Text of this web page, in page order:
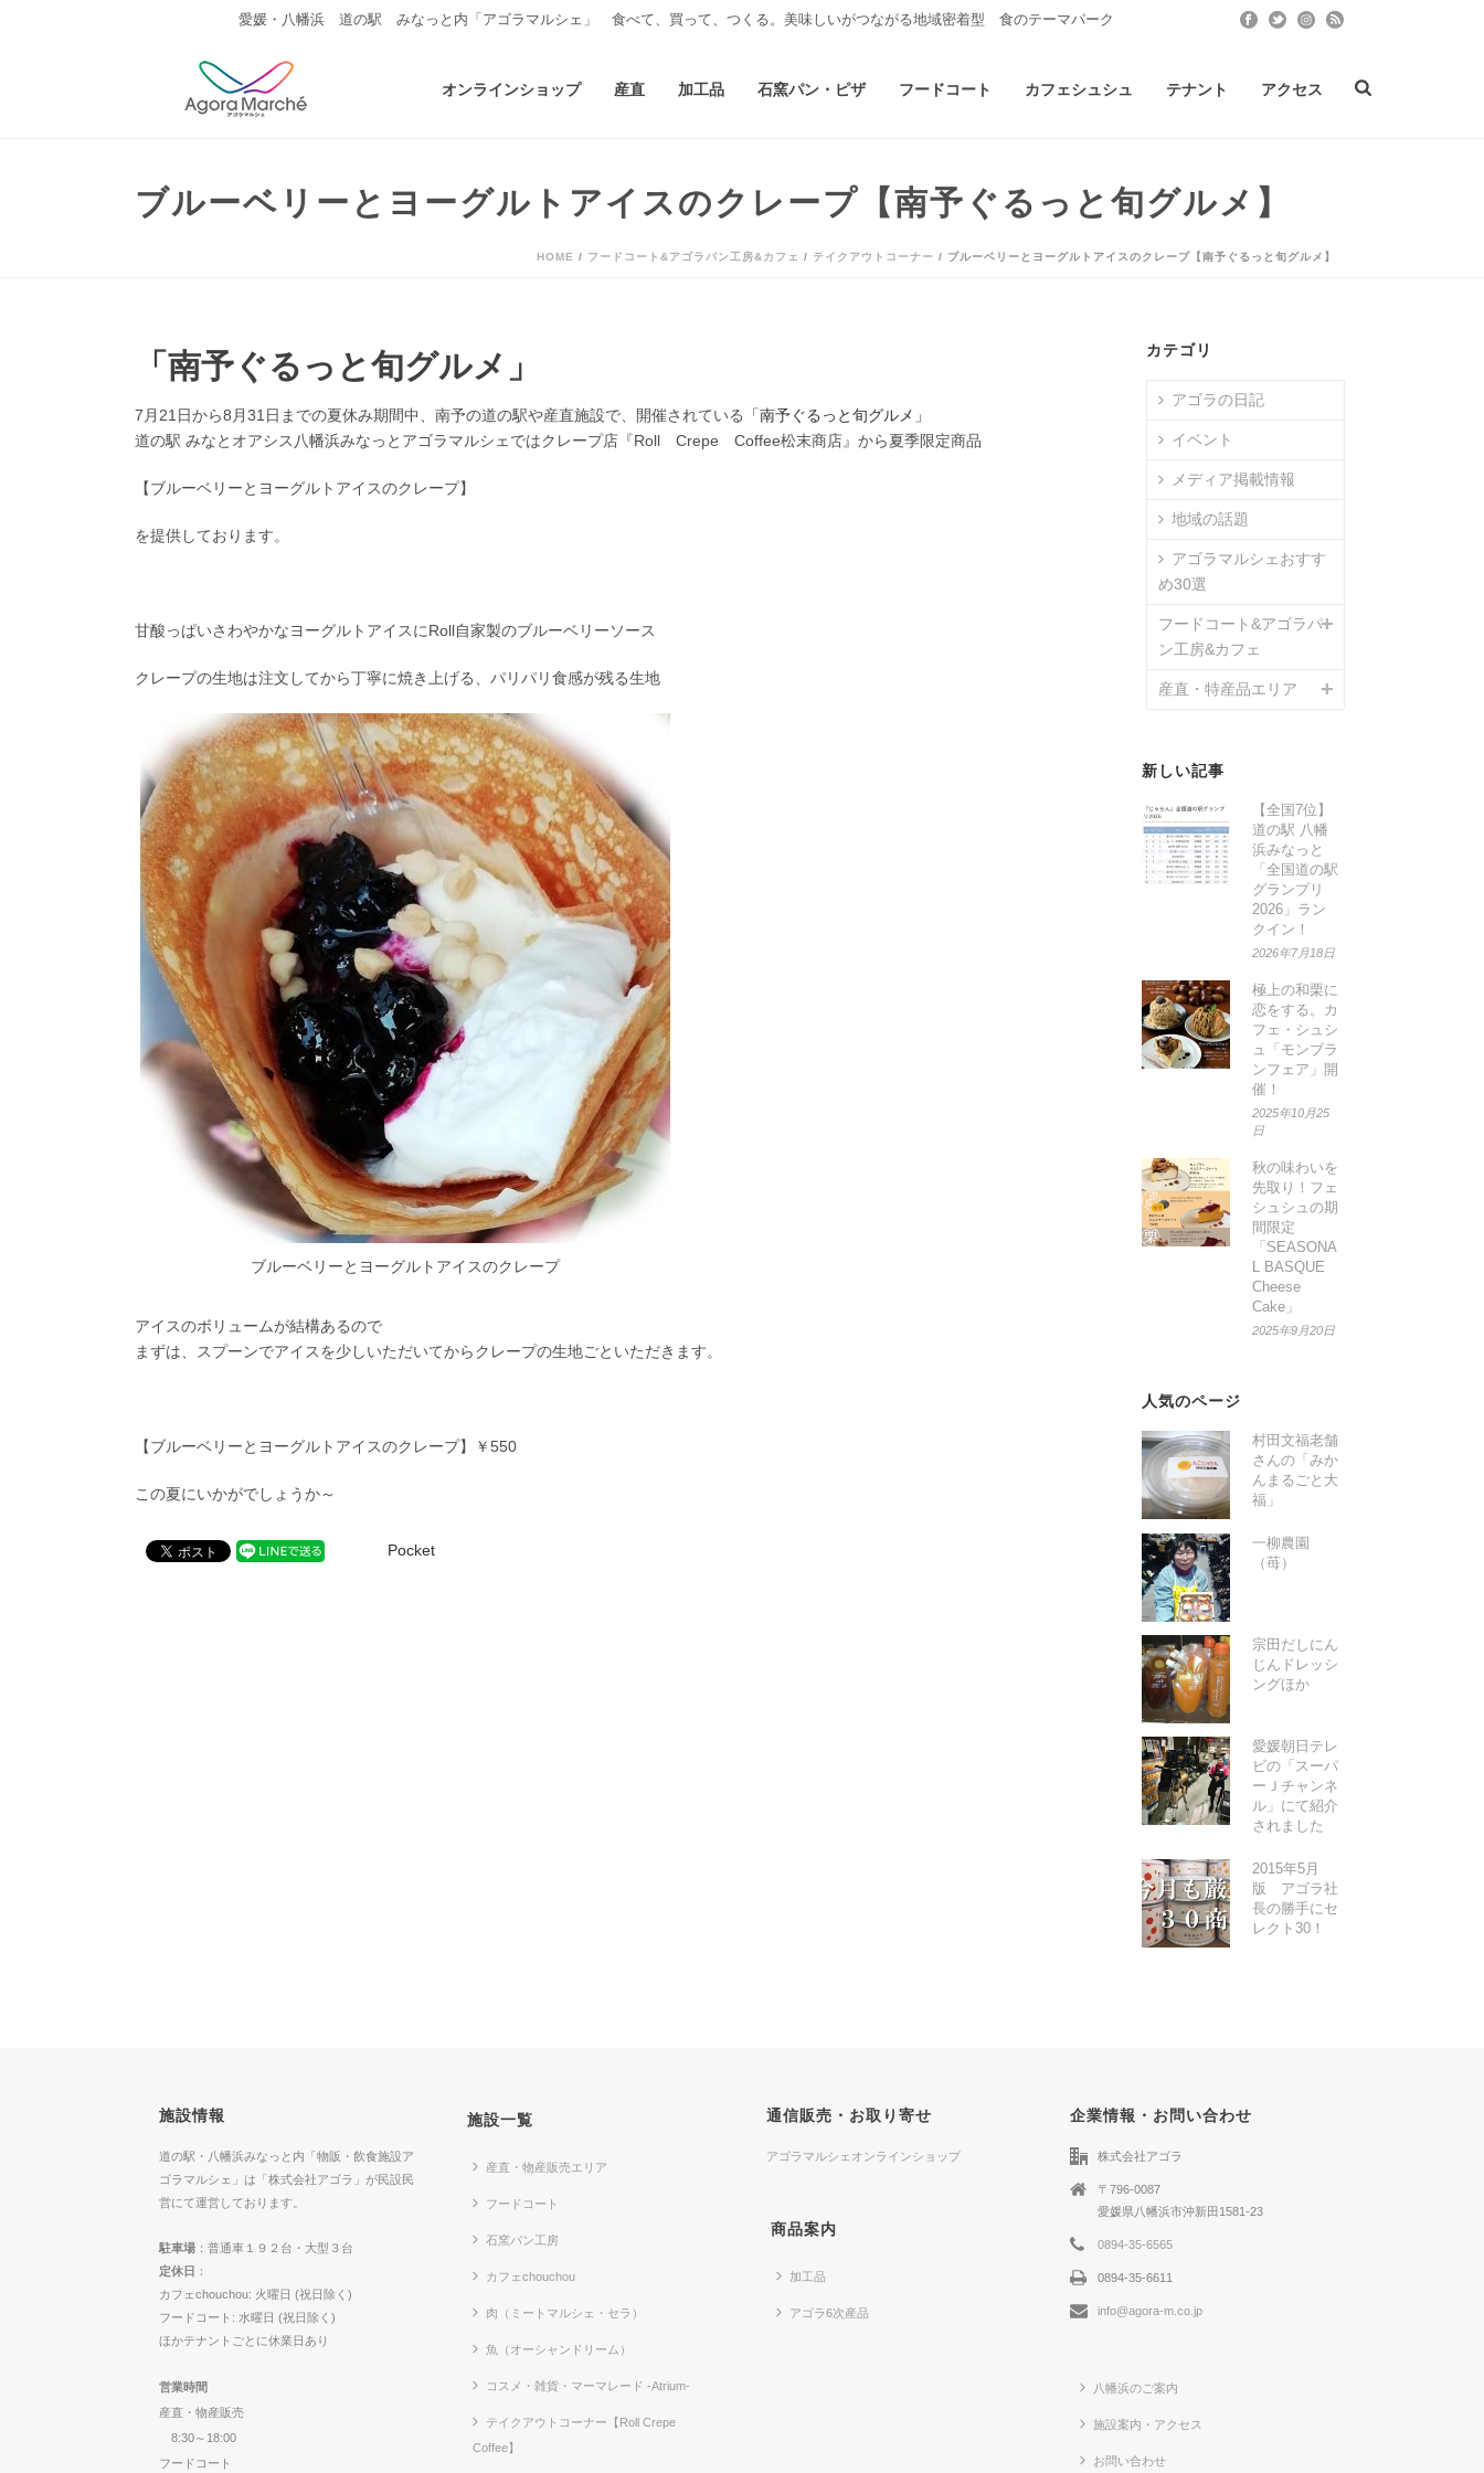
愛媛・八幡浜 道の駅 みなっと内「アゴラマルシェ」 食べて、買って、つくる。美味しいがつながる地域密着型 食のテーマパーク
オンラインショップ 産直 加工品 石窯パン・ピザ フードコート カフェシュシュ テナント アクセス
ブルーベリーとヨーグルトアイスのクレープ【南予ぐるっと旬グルメ】
HOME / フードコート&アゴラパン工房&カフェ / テイクアウトコーナー / ブルーベリーとヨーグルトアイスのクレープ【南予ぐるっと旬グルメ】
「南予ぐるっと旬グルメ」
7月21日から8月31日までの夏休み期間中、南予の道の駅や産直施設で、開催されている
「南予ぐるっと旬グルメ」
道の駅 みなとオアシス八幡浜みなっとアゴラマルシェではクレープ店『Roll Crepe Coffee松末商店』から夏季限定商品
【ブルーベリーとヨーグルトアイスのクレープ】
を提供しております。
甘酸っぱいさわやかなヨーグルトアイスにRoll自家製のブルーベリーソース
クレープの生地は注文してから丁寧に焼き上げる、パリパリ食感が残る生地
ブルーベリーとヨーグルトアイスのクレープ
アイスのボリュームが結構あるので
まずは、スプーンでアイスを少しいただいてからクレープの生地ごといただきます。
【ブルーベリーとヨーグルトアイスのクレープ】￥550
この夏にいかがでしょうか～
Pocket
カテゴリ
アゴラの日記
イベント
メディア掲載情報
地域の話題
アゴラマルシェおすす
め30選
フードコート&アゴラパ
ン工房&カフェ
産直・特産品エリア
新しい記事
【全国7位】
道の駅 八幡
浜みなっと
「全国道の駅
グランプリ
2026」ラン
クイン！
2026年7月18日
極上の和栗に
恋をする。カ
フェ・シュシ
ュ「モンブラ
ンフェア」開
催！
2025年10月25
日
秋の味わいを
先取り！フェ
シュシュの期
間限定
「SEASONA
L BASQUE
Cheese
Cake」
2025年9月20日
人気のページ
村田文福老舗
さんの「みか
んまるごと大
福」
一柳農園
（苺）
宗田だしにん
じんドレッシ
ングほか
愛媛朝日テレ
ビの「スーパ
ーＪチャンネ
ル」にて紹介
されました
2015年5月
版 アゴラ社
長の勝手にセ
レクト30！
施設情報
道の駅・八幡浜みなっと内「物販・飲食施設ア
ゴラマルシェ」は「株式会社アゴラ」が民設民
営にて運営しております。
駐車場 ：普通車１９２台・大型３台
定休日 ：
カフェchouchou: 火曜日 (祝日除く)
フードコート: 水曜日 (祝日除く)
ほかテナントごとに休業日あり
営業時間
産直・物産販売
8:30～18:00
フードコート
施設一覧
産直・物産販売エリア
フードコート
石窯パン工房
カフェchouchou
肉（ミートマルシェ・セラ）
魚（オーシャンドリーム）
コスメ・雑貨・マーマレード -Atrium-
テイクアウトコーナー【Roll Crepe
Coffee】
通信販売・お取り寄せ
アゴラマルシェオンラインショップ
商品案内
加工品
アゴラ6次産品
企業情報・お問い合わせ
株式会社アゴラ
〒796-0087
愛媛県八幡浜市沖新田1581-23
0894-35-6565
0894-35-6611
info@agora-m.co.jp
八幡浜のご案内
施設案内・アクセス
お問い合わせ